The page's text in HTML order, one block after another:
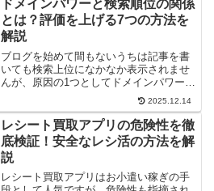
とめてみました。
ドメインパワーと検索順位の関係
とは？評価を上げる7つの方法を
解説
ブログを始めて間もないうちは記事を書
いても検索上位になかなか表示されませ
んが、原因の1つとしてドメインパワーが
弱いという点が挙げられます。検索順位
に大きな影響を与えるドメインパワーに
ついて、ランクを上げるための対策と合
わせて解説します。
2025.12.14
レシート買取アプリの危険性を徹
底検証！安全なレシ活の方法を解
説
レシート買取アプリはお小遣い稼ぎの手